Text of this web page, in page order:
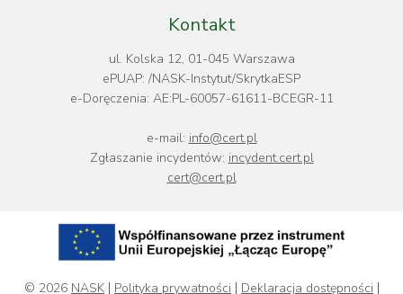
Kontakt
ul. Kolska 12, 01-045 Warszawa
ePUAP: /NASK-Instytut/SkrytkaESP
e-Doręczenia: AE:PL-60057-61611-BCEGR-11
e-mail: info@cert.pl
Zgłaszanie incydentów: incydent.cert.pl
cert@cert.pl
© 2026 NASK Polityka prywatności Deklaracja dostępności